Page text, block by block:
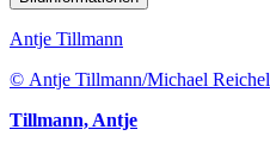
Antje Tillmann
© Antje Tillmann/Michael Reichel
Tillmann, Antje